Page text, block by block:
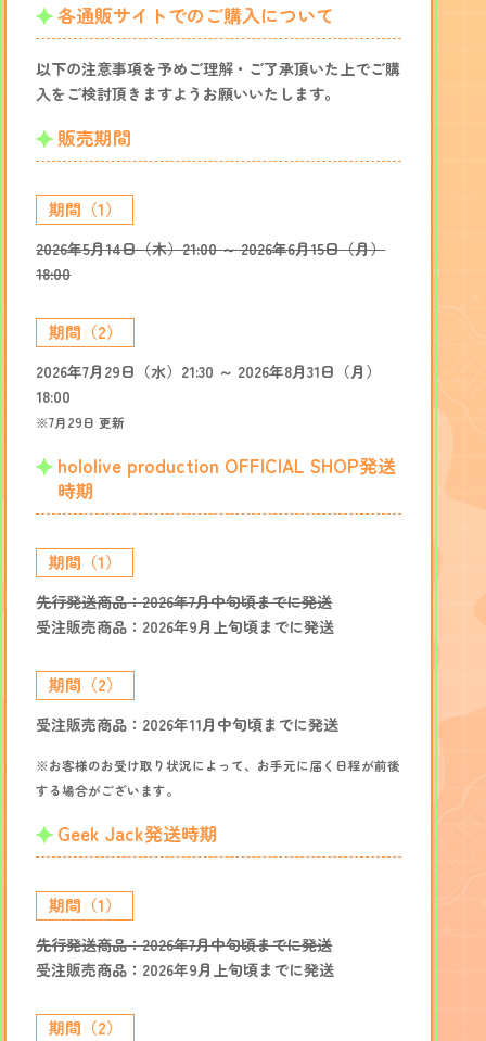
各通販サイトでのご購入について
以下の注意事項を予めご理解・ご了承頂いた上でご購
入をご検討頂きますようお願いいたします。
販売期間
期間（1）
2026年5月14日（木）21:00 ～ 2026年6月15日（月）
18:00
期間（2）
2026年7月29日（水）21:30 ～ 2026年8月31日（月）
18:00
※7月29日 更新
hololive production OFFICIAL SHOP発送
時期
期間（1）
先行発送商品：2026年7月中旬頃までに発送
受注販売商品：2026年9月上旬頃までに発送
期間（2）
受注販売商品：2026年11月中旬頃までに発送
※お客様のお受け取り状況によって、お手元に届く日程が前後
する場合がございます。
Geek Jack発送時期
期間（1）
先行発送商品：2026年7月中旬頃までに発送
受注販売商品：2026年9月上旬頃までに発送
期間（2）